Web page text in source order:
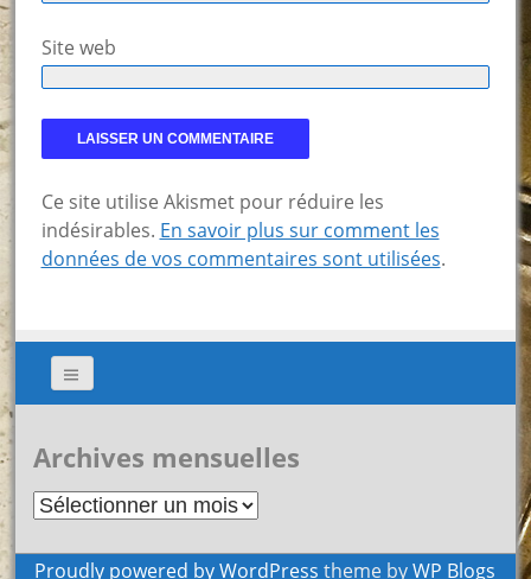
Site web
Ce site utilise Akismet pour réduire les
indésirables. En savoir plus sur comment les
données de vos commentaires sont utilisées.
Archives mensuelles
Archives
Proudly powered by WordPress theme byWP Blogs